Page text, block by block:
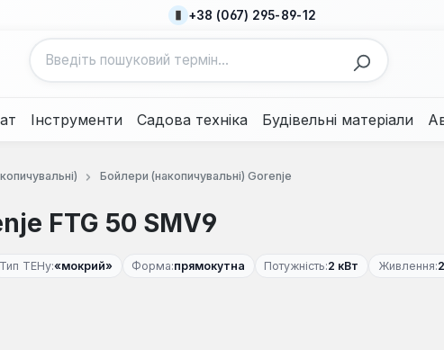
+38 (067) 295-89-12
Інструменти Садова техніка Будівельні матеріали
Бойлери (накопичувальні) Gorenje
FTG 50 SMV9
Тип ТЕНу:«мокрий» Форма:прямокутна Потужність:2 кВт Живлення: